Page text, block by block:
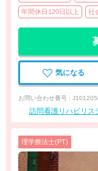
年間休日120日以上 社
気になる
お問い合わせ番号 :
訪問看護リハビリ
理学療法士(PT)